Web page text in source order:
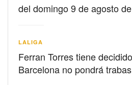
del domingo 9 de agosto
LALIGA
Ferran Torres tiene
Barcelona no pondrá trabas